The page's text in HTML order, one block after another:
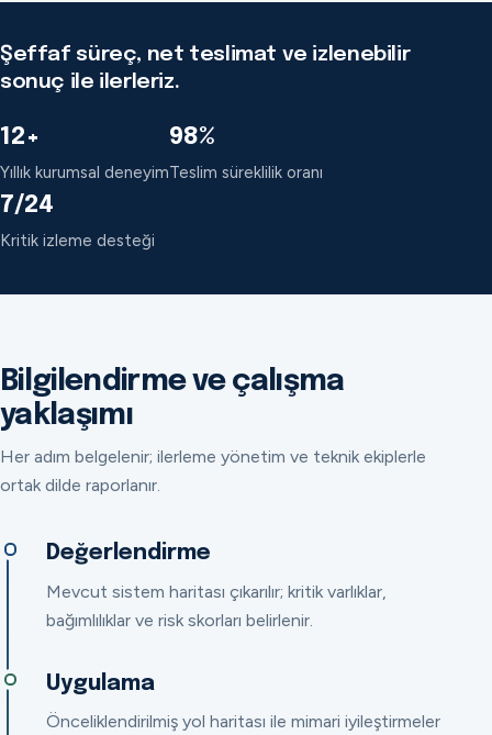
Şeffaf süreç, net teslimat ve izlenebilir
sonuç ile ilerleriz.
12+
Yıllık kurumsal deneyim
98%
Teslim süreklilik oranı
7/24
Kritik izleme desteği
Bilgilendirme ve çalışma
yaklaşımı
Her adım belgelenir; ilerleme yönetim ve teknik ekiplerle
ortak dilde raporlanır.
Değerlendirme
Mevcut sistem haritası çıkarılır; kritik varlıklar,
bağımlılıklar ve risk skorları belirlenir.
Uygulama
Önceliklendirilmiş yol haritası ile mimari iyileştirmeler